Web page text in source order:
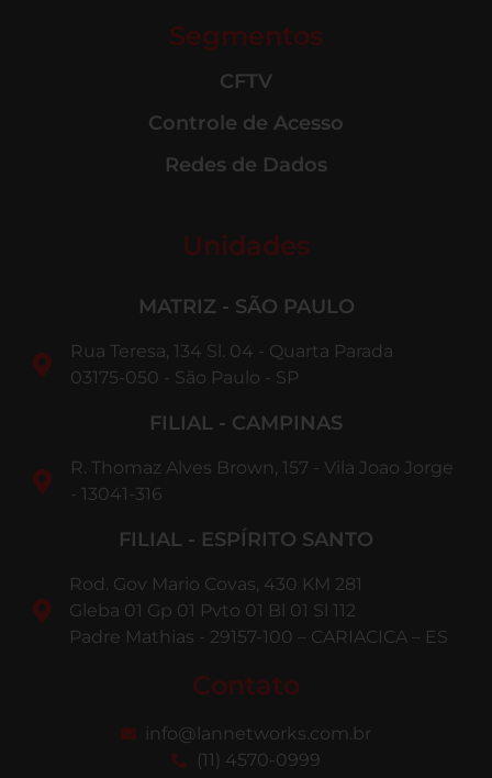
Segmentos
CFTV
Controle de Acesso
Redes de Dados
Unidades
MATRIZ - SÃO PAULO
Rua Teresa, 134 Sl. 04 - Quarta Parada
03175-050 - São Paulo - SP
FILIAL - CAMPINAS
R. Thomaz Alves Brown, 157 - Vila Joao Jorge
- 13041-316
FILIAL - ESPÍRITO SANTO
Rod. Gov Mario Covas, 430 KM 281
Gleba 01 Gp 01 Pvto 01 Bl 01 Sl 112
Padre Mathias - 29157-100 – CARIACICA – ES
Contato
info@lannetworks.com.br
(11) 4570-0999